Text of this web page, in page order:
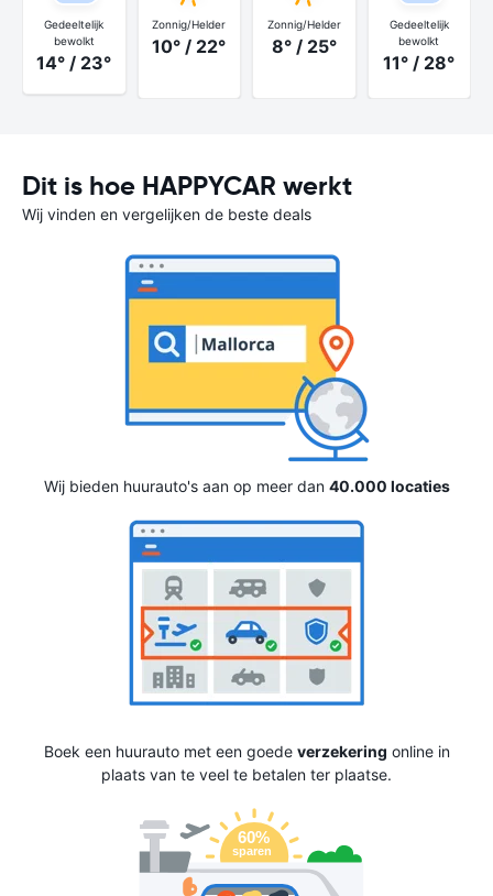
Gedeeltelijk
bewolkt
14° / 23°
Zonnig/Helder
10° / 22°
Zonnig/Helder
8° / 25°
Gedeeltelijk
bewolkt
11° / 28°
Dit is hoe HAPPYCAR werkt
Wij vinden en vergelijken de beste deals
Wij bieden huurauto's aan op meer dan 40.000 locaties
Boek een huurauto met een goede verzekering online in
plaats van te veel te betalen ter plaatse.